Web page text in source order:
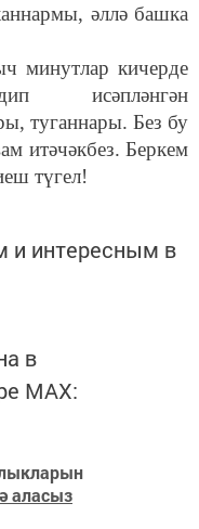
әллә башка
минутлар кичерде
исәпләнгән
туганнары. Без бу
итәчәкбез. Беркем
түгел!
и интересным в
в
MАХ:
аласыз